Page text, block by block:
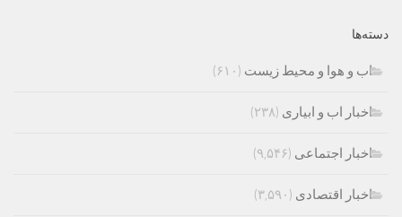
دسته‌ها
اب و هوا و محیط زیست (۶۱۰)
اخبار اب و ابیاری (۲۳۸)
اخبار اجتماعی (۹,۵۴۶)
اخبار اقتصادی (۳,۵۹۰)